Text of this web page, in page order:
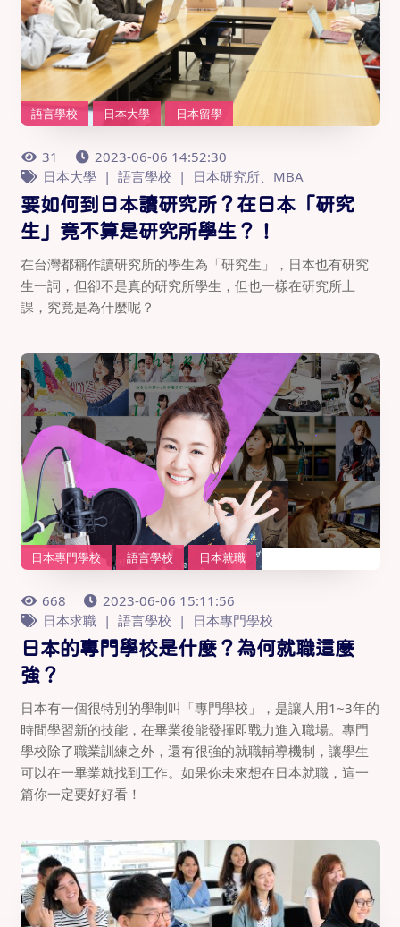
語言學校 日本大學 日本留學
31
2023-06-06 14:52:30
日本大學
語言學校 日本研究所、MBA
要如何到日本讀研究所？在日本「研究
生」竟不算是研究所學生？！
在台灣都稱作讀研究所的學生為「研究生」，日本也有研究
生一詞，但卻不是真的研究所學生，但也一樣在研究所上
課，究竟是為什麼呢？
日本專門學校 語言學校 日本就職
668
2023-06-06 15:11:56
日本求職
語言學校 日本專門學校
日本的專門學校是什麼？為何就職這麼
強？
日本有一個很特別的學制叫「專門學校」，是讓人用1~3年的
時間學習新的技能，在畢業後能發揮即戰力進入職場。專門
學校除了職業訓練之外，還有很強的就職輔導機制，讓學生
可以在一畢業就找到工作。如果你未來想在日本就職，這一
篇你一定要好好看！